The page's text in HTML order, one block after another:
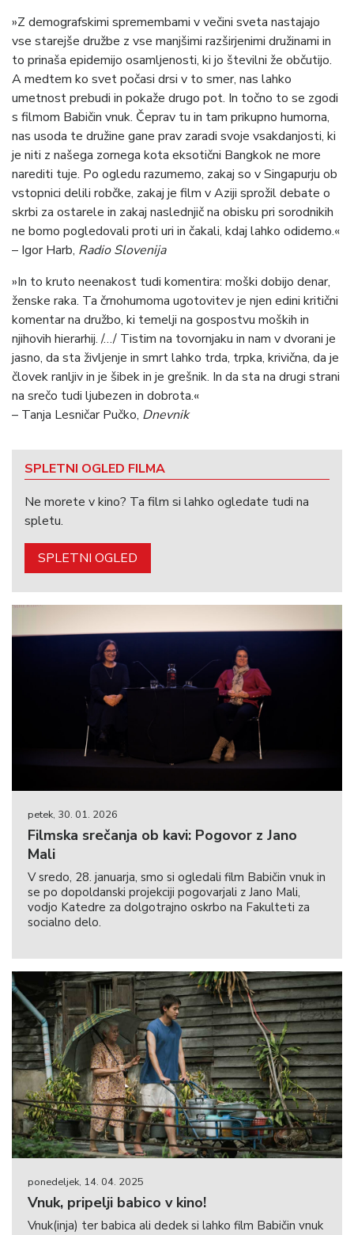
»Z demografskimi spremembami v večini sveta nastajajo
vse starejše družbe z vse manjšimi razširjenimi družinami in
to prinaša epidemijo osamljenosti, ki jo številni že občutijo.
A medtem ko svet počasi drsi v to smer, nas lahko
umetnost prebudi in pokaže drugo pot. In točno to se zgodi
s filmom Babičin vnuk. Čeprav tu in tam prikupno humorna,
nas usoda te družine gane prav zaradi svoje vsakdanjosti, ki
je niti z našega zornega kota eksotični Bangkok ne more
narediti tuje. Po ogledu razumemo, zakaj so v Singapurju ob
vstopnici delili robčke, zakaj je film v Aziji sprožil debate o
skrbi za ostarele in zakaj naslednjič na obisku pri sorodnikih
ne bomo pogledovali proti uri in čakali, kdaj lahko odidemo.«
– Igor Harb, Radio Slovenija
»In to kruto neenakost tudi komentira: moški dobijo denar,
ženske raka. Ta črnohumoma ugotovitev je njen edini kritični
komentar na družbo, ki temelji na gospostvu moških in
njihovih hierarhij. /…/ Tistim na tovornjaku in nam v dvorani je
jasno, da sta življenje in smrt lahko trda, trpka, krivična, da je
človek ranljiv in je šibek in je grešnik. In da sta na drugi strani
na srečo tudi ljubezen in dobrota.«
– Tanja Lesničar Pučko, Dnevnik
SPLETNI OGLED FILMA
Ne morete v kino? Ta film si lahko ogledate tudi na
spletu.
SPLETNI OGLED
petek, 30. 01. 2026
Filmska srečanja ob kavi: Pogovor z Jano
Mali
V sredo, 28. januarja, smo si ogledali film Babičin vnuk in
se po dopoldanski projekciji pogovarjali z Jano Mali,
vodjo Katedre za dolgotrajno oskrbo na Fakulteti za
socialno delo.
ponedeljek, 14. 04. 2025
Vnuk, pripelji babico v kino!
Vnuk(inja) ter babica ali dedek si lahko film Babičin vnuk